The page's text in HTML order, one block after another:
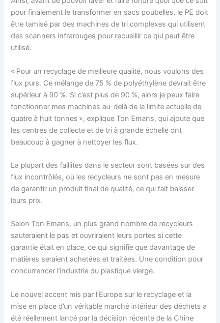
pour finalement le transformer en sacs poubelles, le PE doit
être tamisé par des machines de tri complexes qui utilisent
des scanners infrarouges pour recueillir ce qui peut être
utilisé.
« Pour un recyclage de meilleure qualité, nous voulons des
flux purs. Ce mélange de 75 % de polyéthylène devrait être
supérieur à 90 %. Si c’est plus de 90 %, alors je peux faire
fonctionner mes machines au-delà de la limite actuelle de
quatre à huit tonnes », explique Ton Emans, qui ajoute que
les centres de collecte et de tri à grande échelle ont
beaucoup à gagner à nettoyer les flux.
La plupart des faillites dans le secteur sont basées sur des
flux incontrôlés, où les recycleurs ne sont pas en mesure
de garantir un produit final de qualité, ce qui fait baisser
leurs prix.
Selon Ton Emans, un plus grand nombre de recycleurs
sauteraient le pas et ouvriraient leurs portes si cette
garantie était en place, ce qui signifie que davantage de
matières seraient achetées et traitées. Une condition pour
concurrencer l’industrie du plastique vierge.
Le nouvel accent mis par l’Europe sur le recyclage et la
mise en place d’un véritable marché intérieur des déchets a
été réellement lancé par la décision récente de la Chine